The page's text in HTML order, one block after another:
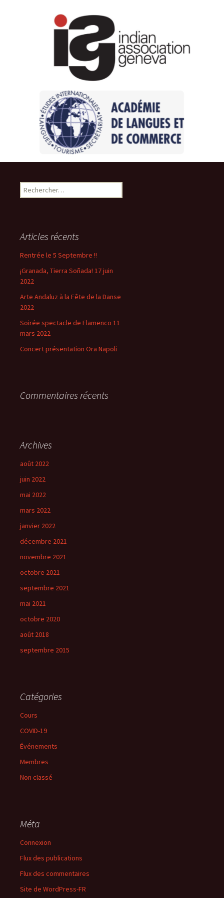
Articles récents
Rentrée le 5 Septembre !!
¡Granada, Tierra Soñada! 17 juin
2022
Arte Andaluz à la Fête de la Danse
2022
Soirée spectacle de Flamenco 11
mars 2022
Concert présentation Ora Napoli
Commentaires récents
Archives
août 2022
juin 2022
mai 2022
mars 2022
janvier 2022
décembre 2021
novembre 2021
octobre 2021
septembre 2021
mai 2021
octobre 2020
août 2018
septembre 2015
Catégories
Cours
COVID-19
Événements
Membres
Non classé
Méta
Connexion
Flux des publications
Flux des commentaires
Site de WordPress-FR